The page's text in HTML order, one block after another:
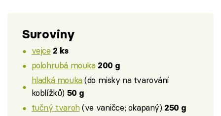
Suroviny
vejce 2 ks
polohrubá mouka 200 g
hladká mouka(do misky na tvarování
koblížků) 50 g
tučný tvaroh(ve vaničce; okapaný) 250 g